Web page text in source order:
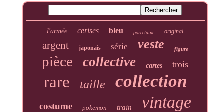
l'armée cerises bleu porcelaine original
argent japonais série veste figure
pièce collective cartes trois
rare taille collection
costume pokemon train vintage